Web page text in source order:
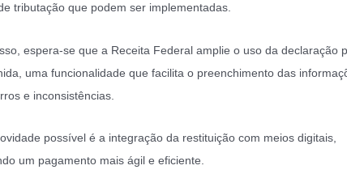
tributação que podem ser implementadas.
espera-se que a Receita Federal amplie o uso da declaração
uma funcionalidade que facilita o preenchimento das
e inconsistências.
possível é a integração da restituição com meios digitais,
um pagamento mais ágil e eficiente.